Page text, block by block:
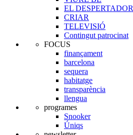
EL DESPERTADOR
CRIAR
TELEVISIÓ
Contingut patrocinat
FOCUS
finançament
barcelona
sequera
habitatge
transparència
llengua
programes
Snooker
Úniqs